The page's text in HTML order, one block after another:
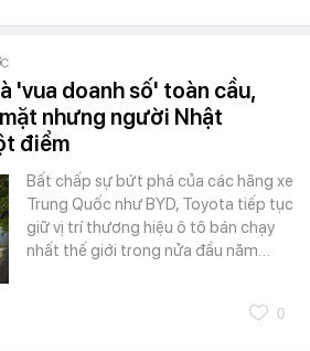
'vua doanh số' toàn cầu,
nhưng người Nhật
điểm
Bất chấp sự bứt phá của các hãng xe
Trung Quốc như BYD, Toyota tiếp tục
giữ vị trí thương hiệu ô tô bán chạy
nhất thế giới trong nửa đầu năm…
0